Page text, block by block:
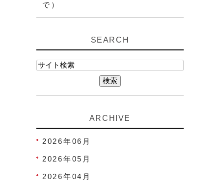
で）
SEARCH
ARCHIVE
2026年06月
2026年05月
2026年04月